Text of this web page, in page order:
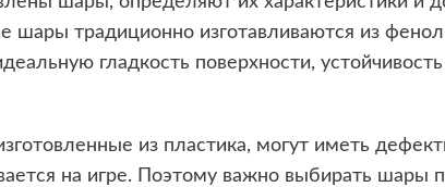
шары традиционно изготавливаются из
гладкость поверхности,
из пластика, могут иметь
на игре. Поэтому важно выбирать шары